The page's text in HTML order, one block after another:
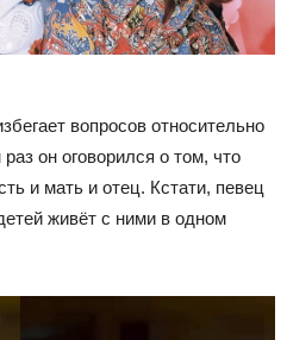
вопросов относительно
он оговорился о том, что
и мать и отец. Кстати, певец
живёт с ними в одном